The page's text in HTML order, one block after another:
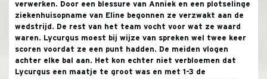
verwerken. Door een blessure van Anniek en een plotselinge
ziekenhuisopname van Eline begonnen ze verzwakt aan de
wedstrijd. De rest van het team vocht voor wat ze waard
waren. Lycurgus moest bij wijze van spreken wel twee keer
scoren voordat ze een punt hadden. De meiden vlogen
achter elke bal aan. Het kon echter niet verbloemen dat
Lycurgus een maatje te groot was en met 1-3 de